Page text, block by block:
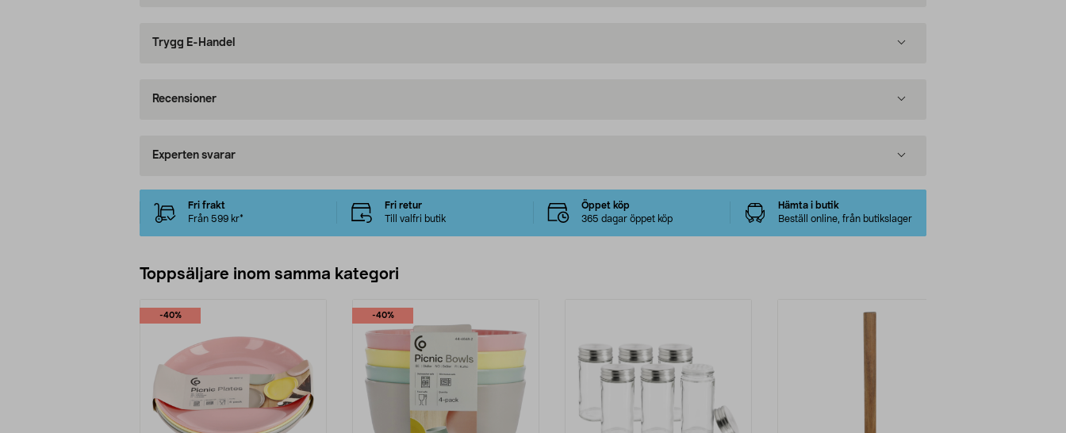
Trygg E-Handel
Recensioner
Experten svarar
Fri frakt
Från 599 kr*
Fri retur
Till valfri butik
Öppet köp
365 dagar öppet köp
Hämta i butik
Beställ online, från butikslager
Toppsäljare inom samma kategori
-40% -40%